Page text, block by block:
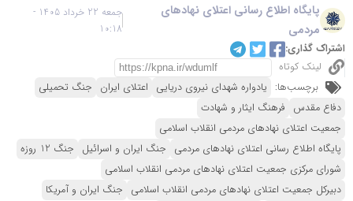
پایگاه اطلاع رسانی اعتلای نهادهای
مردمی
جمعه 22 خرداد 1405 -
10:18
اشتراک گذاری:
لینک کوتاه
برچسب‌ها: یادواره شهدای نیروی دریایی اعتلای ایران جنگ تحمیلی
دفاع مقدس فرهنگ ایثار و شهادت
جمعیت اعتلای نهادهای مردمی انقلاب اسلامی
پایگاه اطلاع رسانی اعتلای نهادهای مردمی جنگ ایران و اسرائیل جنگ 12 روزه
شورای مرکزی جمعیت اعتلای نهادهای مردمی انقلاب اسلامی
دبیرکل جمعیت اعتلای نهادهای مردمی انقلاب اسلامی جنگ ایران و آمریکا